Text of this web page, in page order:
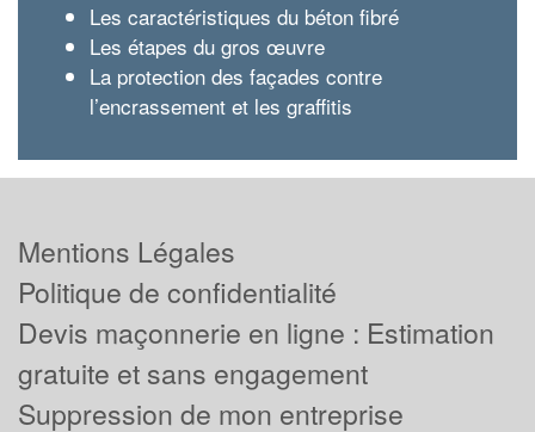
Les caractéristiques du béton fibré
Les étapes du gros œuvre
La protection des façades contre
l’encrassement et les graffitis
Mentions Légales
Politique de confidentialité
Devis maçonnerie en ligne : Estimation
gratuite et sans engagement
Suppression de mon entreprise